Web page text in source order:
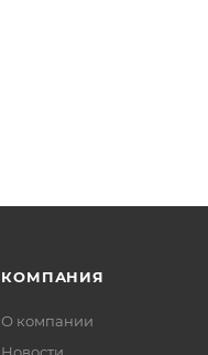
КОМПАНИЯ
О компании